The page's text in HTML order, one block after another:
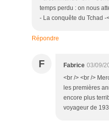
temps perdu : on nous
- La conquête du Tchad -
Répondre
F Fabrice 03/09/
<br /> <br />
les premières
encore plus
voyageur de